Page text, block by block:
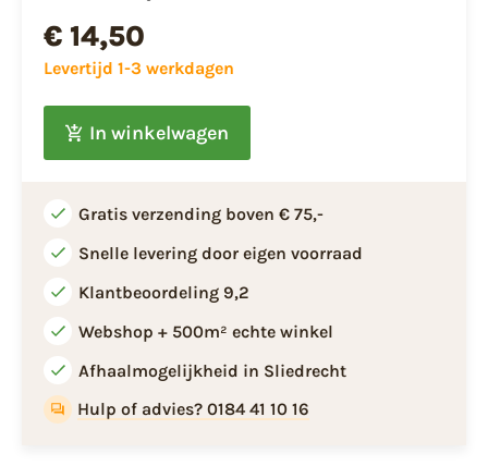
€ 14,50
Levertijd 1-3 werkdagen
In winkelwagen
Gratis verzending boven € 75,-
Snelle levering door eigen voorraad
Klantbeoordeling 9,2
Webshop + 500m² echte winkel
Afhaalmogelijkheid in Sliedrecht
Hulp of advies? 0184 41 10 16